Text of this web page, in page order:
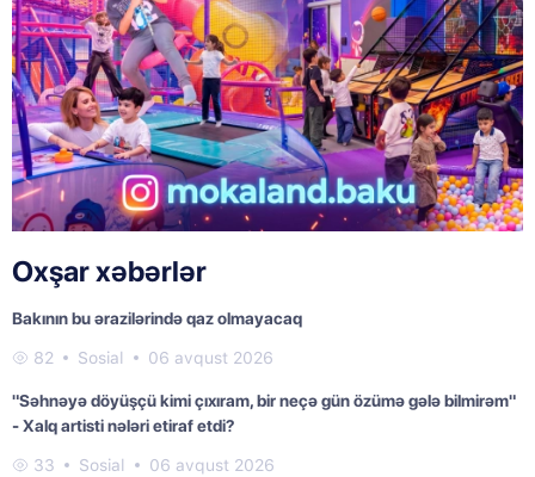
Oxşar xəbərlər
Bakının bu ərazilərində qaz olmayacaq
82 Sosial 06 avqust 2026
"Səhnəyə döyüşçü kimi çıxıram, bir neçə gün özümə gələ bilmirəm"
- Xalq artisti nələri etiraf etdi?
33 Sosial 06 avqust 2026